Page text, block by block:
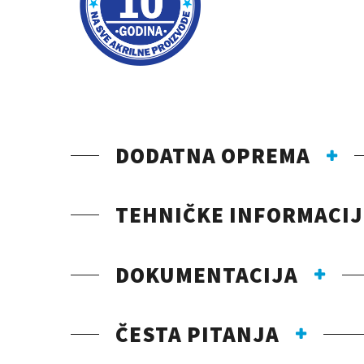
DODATNA OPREMA
TEHNIČKE
DOKUMENTACIJA
ČESTA PITANJA